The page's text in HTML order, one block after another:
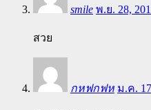
smile พ.ย. 28,
สวย
กหฟกฟห ม.ค.